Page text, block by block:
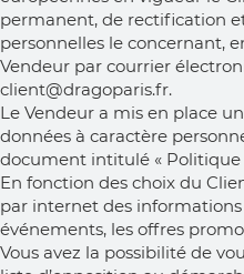
permanent, de rectification
personnelles le concernant,
Vendeur par courrier
client@dragoparis.fr.
Le Vendeur a mis en place
données à caractère
document intitulé « Politique
En fonction des choix du
par internet des informations
événements, les offres
Vous avez la possibilité de